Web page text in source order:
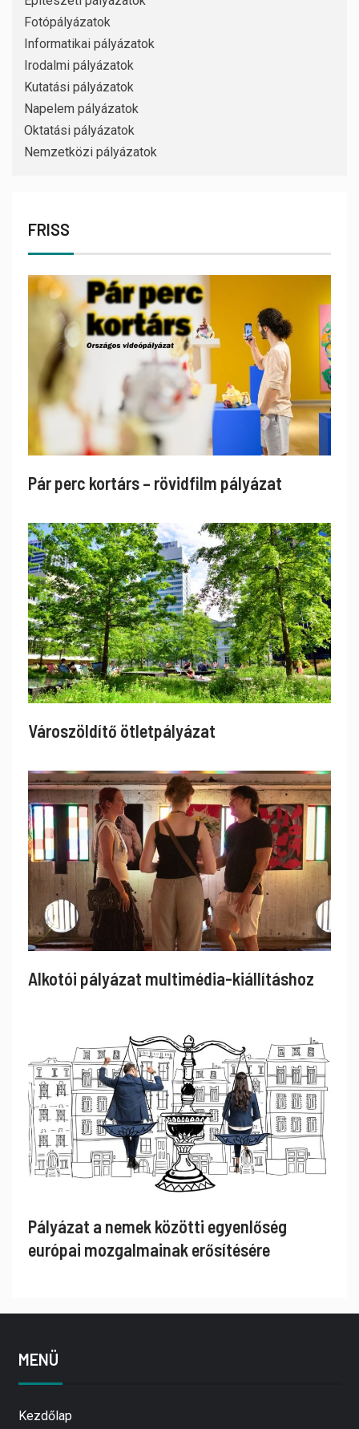
Fotópályázatok
Informatikai pályázatok
Irodalmi pályázatok
Kutatási pályázatok
Napelem pályázatok
Oktatási pályázatok
Nemzetközi pályázatok
FRISS
Pár perc kortárs – rövidfilm pályázat
Városzöldítő ötletpályázat
Alkotói pályázat multimédia-kiállításhoz
Pályázat a nemek közötti egyenlőség
európai mozgalmainak erősítésére
MENÜ
Kezdőlap